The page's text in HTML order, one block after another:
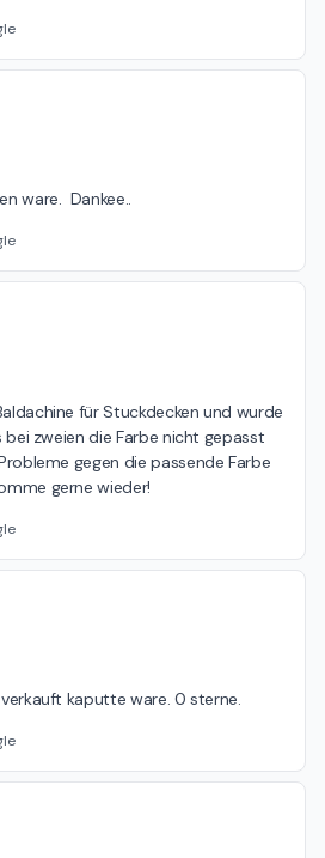
ware.  Dankee..
für Stuckdecken und wurde
bei zweien die Farbe nicht gepasst
gegen die passende Farbe
gerne wieder!
kaputte ware. 0 sterne.